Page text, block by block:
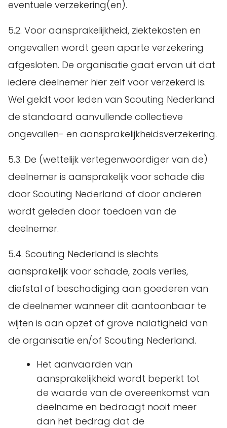
eventuele verzekering(en).
5.2. Voor aansprakelijkheid, ziektekosten en
ongevallen wordt geen aparte verzekering
afgesloten. De organisatie gaat ervan uit dat
iedere deelnemer hier zelf voor verzekerd is.
Wel geldt voor leden van Scouting Nederland
de standaard aanvullende collectieve
ongevallen- en aansprakelijkheidsverzekering.
5.3. De (wettelijk vertegenwoordiger van de)
deelnemer is aansprakelijk voor schade die
door Scouting Nederland of door anderen
wordt geleden door toedoen van de
deelnemer.
5.4. Scouting Nederland is slechts
aansprakelijk voor schade, zoals verlies,
diefstal of beschadiging aan goederen van
de deelnemer wanneer dit aantoonbaar te
wijten is aan opzet of grove nalatigheid van
de organisatie en/of Scouting Nederland.
Het aanvaarden van
aansprakelijkheid wordt beperkt tot
de waarde van de overeenkomst van
deelname en bedraagt nooit meer
dan het bedrag dat de